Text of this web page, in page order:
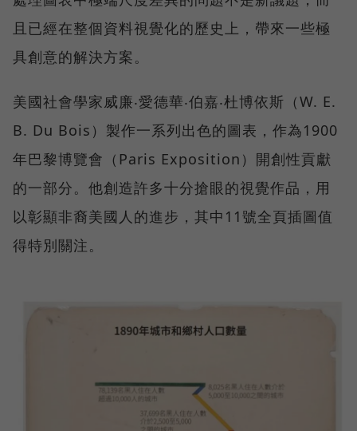
且已經在整個資料視覺化的歷史上，帶來一些極
具創意的解決方案。
美國社會學家威廉‧愛德華‧伯嘉‧杜博依斯（W. E.
B. Du Bois）製作一系列出色的圖表，作為1900
年巴黎博覽會（Paris Exposition）開創性貢獻
的一部分。他創造許多十分搶眼的視覺作品，用
以彰顯非裔美國人的進步，其中11號全頁插圖值
得特別關注。